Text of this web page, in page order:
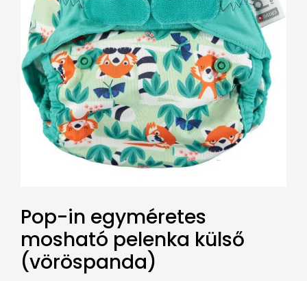
Pop-in egyméretes
mosható pelenka külső
(vöröspanda)